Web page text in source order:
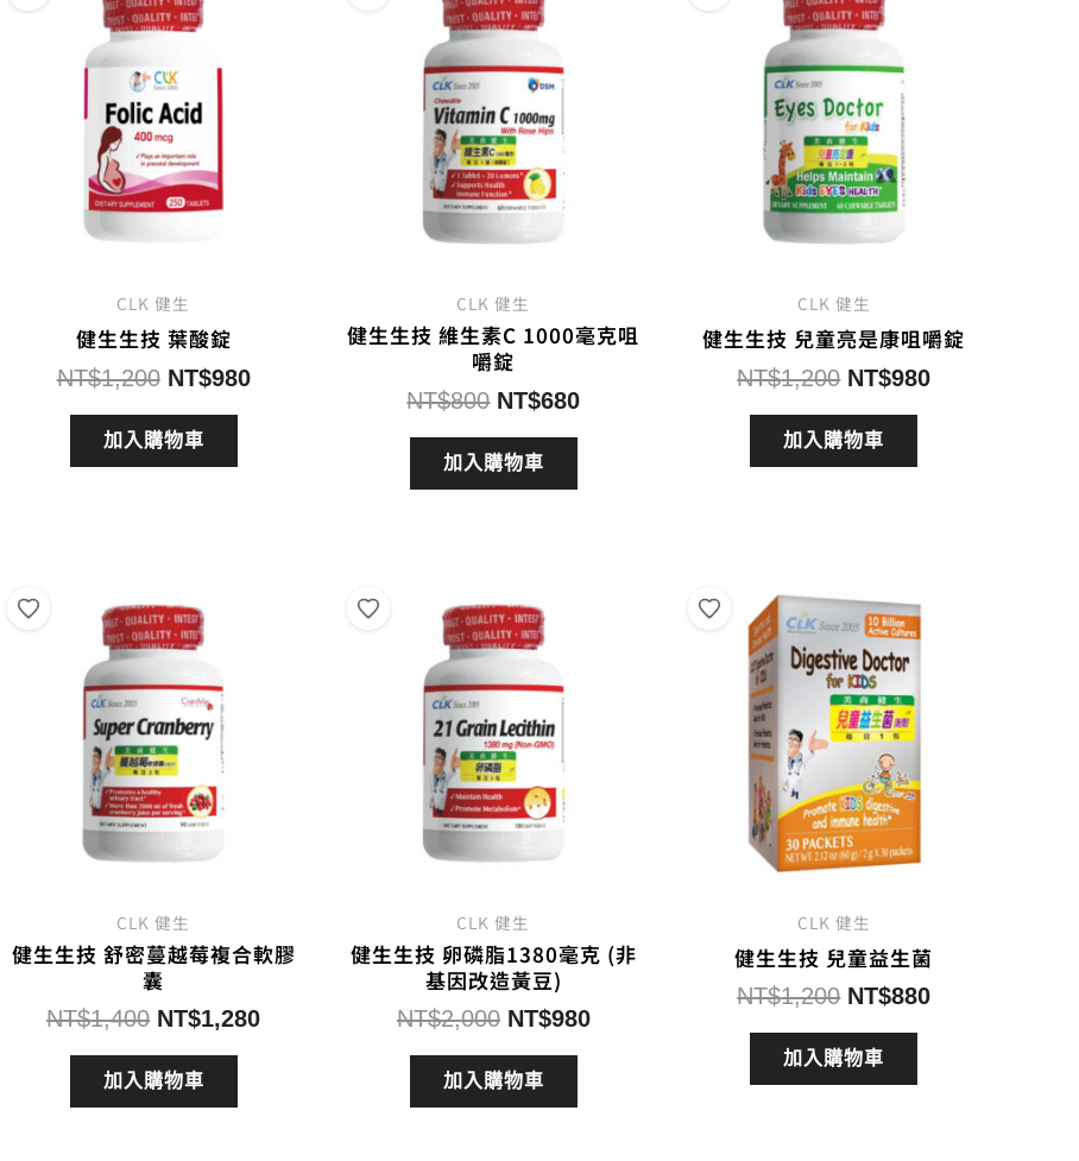
CLK 健生
健生生技 葉酸錠
NT$1,200 原
價
格：
NT$980目
加入購物車
CLK 健生
健生生技 維生素C 1000毫克咀
嚼錠
NT$800 原
價
格：
NT$680目
加入購物車
CLK 健生
健生生技 兒童亮是康咀嚼錠
NT$1,200 原
價
格：
NT$980目
加入購物車
CLK 健生
健生生技 舒密蔓越莓複合軟膠
囊
NT$1,400 原
價
格：
NT$1,280目
加入購物車
CLK 健生
健生生技 卵磷脂1380毫克 (非
基因改造黃豆)
NT$2,000 原
價
格：
NT$980目
加入購物車
CLK 健生
健生生技 兒童益生菌
NT$1,200 原
價
格：
NT$880目
加入購物車